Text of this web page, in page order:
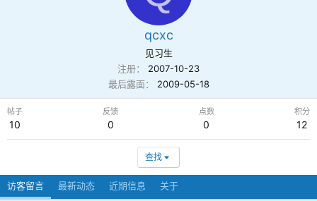
qcxc
见习生
注册
2007-10-23
最后露面
2009-05-18
帖子
10
反馈
0
点数
0
积分
12
查找
访客留言 最新动态 近期信息 关于